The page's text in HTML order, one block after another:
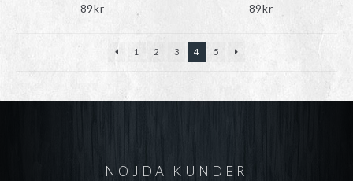
89kr 89kr
1 2 3 4 5
NÖJDA KUNDER